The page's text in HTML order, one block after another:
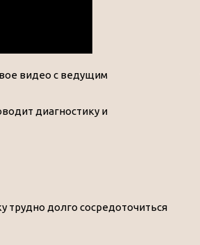
видео с ведущим
диагностику и
трудно долго сосредоточиться